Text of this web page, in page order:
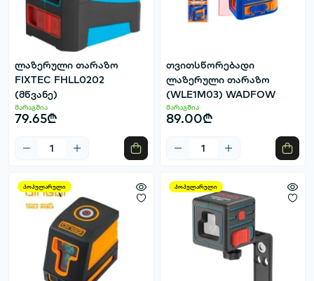
ლაზერული თარაზო
FIXTEC FHLL0202
(მწვანე)
მარაგშია
79.65₾
თვითსწორებადი
ლაზერული თარაზო
(WLE1M03) WADFOW
მარაგშია
89.00₾
პოპულარული პოპულარული